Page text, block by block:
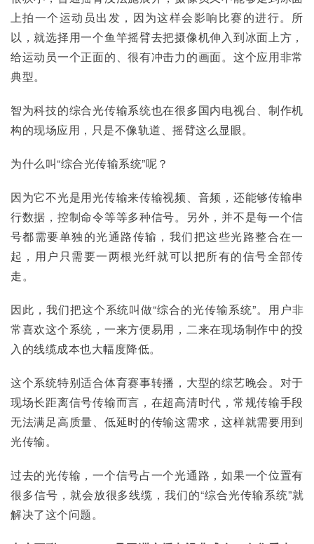
上拍一个运动员出发，因为这样会影响比赛的进行。所
以，就选择用一个鱼竿摇臂去把摄像机伸入到冰面上方，
给运动员一个正面的、很有冲击力的画面。这个应用非常
典型。
智为科技的综合光传输系统也在很多国内电视台、制作机
构的现场应用，只是不像轨道、摇臂这么显眼。
为什么叫“综合光传输系统”呢？
因为它不光是用光传输来传输视频、音频，还能够传输串
行数据，控制命令等等多种信号。另外，并不是每一个信
号都需要单独的光通路传输，我们把这些光路整合在一
起，用户只需要一两根光纤就可以把所有的信号全部传
走。
因此，我们把这个系统叫做“综合的光传输系统”。用户非
常喜欢这个系统，一来方便易用，二来在现场制作中的投
入的线缆成本也大幅度降低。
这个系统特别适合体育赛事转播，大型的综艺晚会。对于
现场长距离信号传输而言，在超高清时代，常规传输手段
无法满足高质量、低延时的传输这需求，这样就需要用到
光传输。
过去的光传输，一个信号占一个光通路，如果一个位置有
很多信号，就会放很多线缆，我们的“综合光传输系统”就
解决了这个问题。